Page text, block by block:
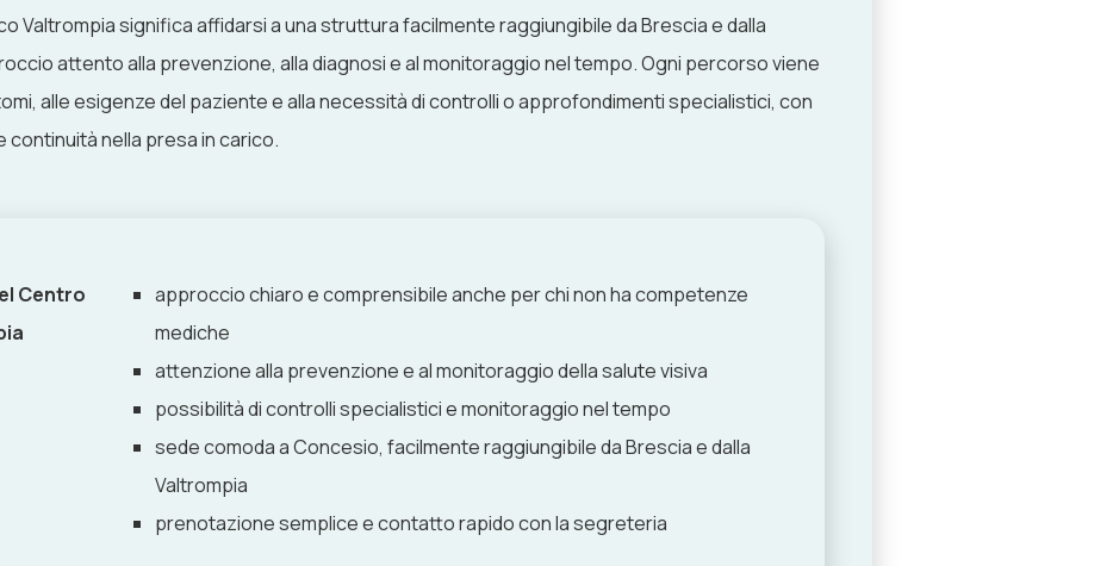
Valtrompia significa affidarsi a una struttura facilmente raggiungibile da Brescia e dalla
attento alla prevenzione, alla diagnosi e al monitoraggio nel tempo. Ogni percorso viene
alle esigenze del paziente e alla necessità di controlli o approfondimenti specialistici, con
nella presa in carico.
Centro
approccio chiaro e comprensibile anche per chi non ha competenze
mediche
attenzione alla prevenzione e al monitoraggio della salute visiva
possibilità di controlli specialistici e monitoraggio nel tempo
sede comoda a Concesio, facilmente raggiungibile da Brescia e dalla
Valtrompia
prenotazione semplice e contatto rapido con la segreteria